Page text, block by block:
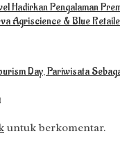
Hadirkan Pengalaman
Agriscience & Blue
Day, Pariwisata
untuk berkomentar.